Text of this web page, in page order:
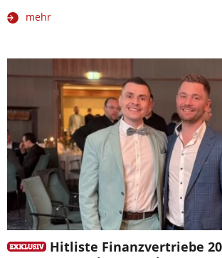
mehr
Hitliste Finanzvertriebe